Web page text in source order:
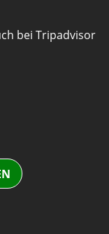
bei Tripadvisor